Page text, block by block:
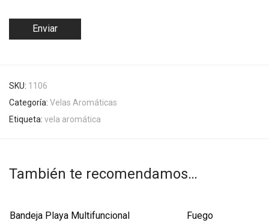
SKU: 1106
Categoría: Velas Aromáticas
Etiqueta: vela aromática
También te recomendamos…
Bandeja Playa Multifuncional
Fuego